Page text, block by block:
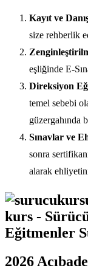
Kayıt ve
size rehberlik
eşliğinde E-
Direksiyon
temel sebebi
güzergahında
Sınavlar ve
sonra
alarak
2026